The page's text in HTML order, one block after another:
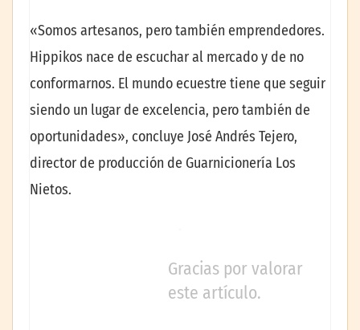
«Somos artesanos, pero también emprendedores.
Hippikos nace de escuchar al mercado y de no
conformarnos. El mundo ecuestre tiene que seguir
siendo un lugar de excelencia, pero también de
oportunidades», concluye José Andrés Tejero,
director de producción de Guarnicionería Los
Nietos.
Gracias por valorar
este artículo.